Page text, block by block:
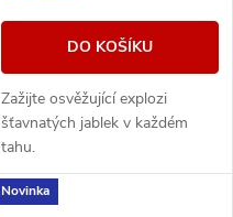
DO KOŠÍKU
Zažijte osvěžující explozi
šťavnatých jablek v každém
tahu.
Novinka